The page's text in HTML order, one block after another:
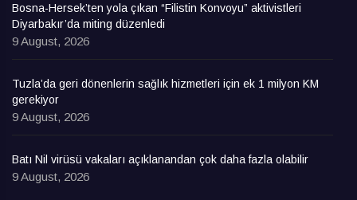
Bosna-Hersek’ten yola çıkan “Filistin Konvoyu” aktivistleri
Diyarbakır’da miting düzenledi
9 August, 2026
Tuzla’da geri dönenlerin sağlık hizmetleri için ek 1 milyon KM
gerekiyor
9 August, 2026
Batı Nil virüsü vakaları açıklanandan çok daha fazla olabilir
9 August, 2026